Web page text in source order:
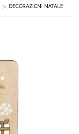
> DECORAZIONI NATALE